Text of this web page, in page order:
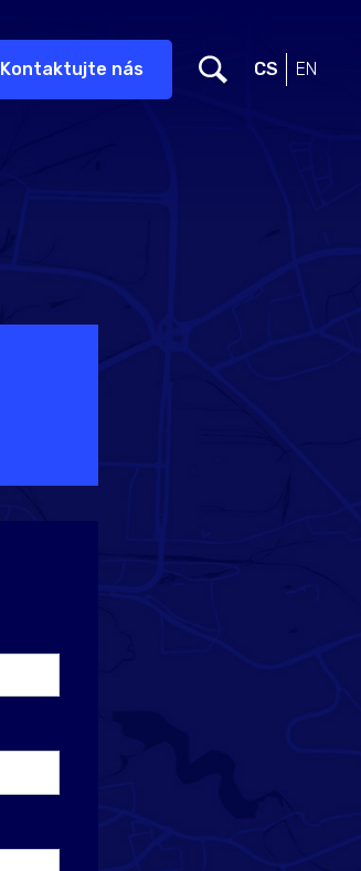
Kontaktujte nás CS EN